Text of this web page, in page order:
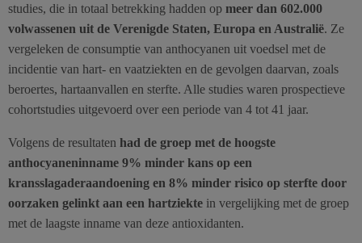
studies, die in totaal betrekking hadden op meer dan 602.000
volwassenen uit de Verenigde Staten, Europa en Australië. Ze
vergeleken de consumptie van anthocyanen uit voedsel met de
incidentie van hart- en vaatziekten en de gevolgen daarvan, zoals
beroertes, hartaanvallen en sterfte. Alle studies waren prospectieve
cohortstudies uitgevoerd over een periode van 4 tot 41 jaar.
Volgens de resultaten had de groep met de hoogste
anthocyaneninname 9% minder kans op een
kransslagaderaandoening en 8% minder risico op sterfte door
oorzaken gelinkt aan een hartziekte in vergelijking met de groep
met de laagste inname van deze antioxidanten.